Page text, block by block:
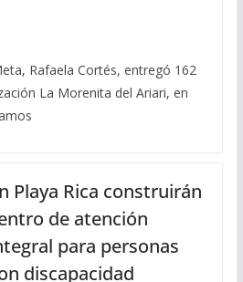
Rafaela Cortés, entregó 162
La Morenita del Ariari, en
Playa Rica construirán
de atención
para personas
discapacidad